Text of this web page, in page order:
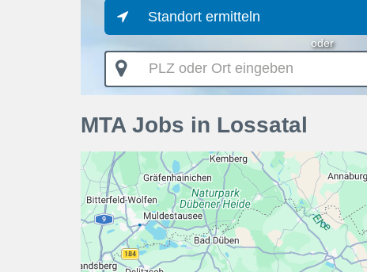
Standort ermitteln
oder
PLZ
oder
Ort
MTA Jobs in Lossatal